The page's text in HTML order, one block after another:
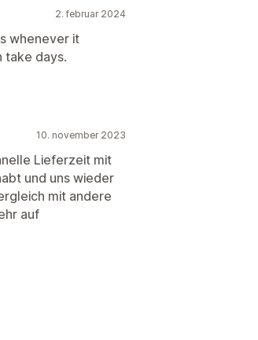
2. februar 2024
whenever it
take days.
10. november 2023
Lieferzeit mit
und uns wieder
mit andere
auf